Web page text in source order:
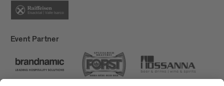
Event Partner